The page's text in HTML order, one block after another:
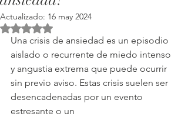
Actualizado: 16 may 2024
Obtuvo NaN de 5 estrellas.
Una crisis de ansiedad es un episodio
aislado o recurrente de miedo intenso
y angustia extrema que puede ocurrir
sin previo aviso. Estas crisis suelen ser
desencadenadas por un evento
estresante o un